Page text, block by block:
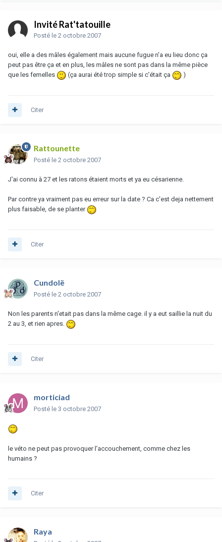
Invité Rat'tatouille
Posté le 2 octobre 2007
oui, elle a des mâles également mais aucune fugue n'a eu lieu donc ça
peut pas être ça et en plus, les mâles ne sont pas dans la même pièce
que les femelles
(ça aurai été trop simple si c'était ça )
Citer
Rattounette
Posté le 2 octobre 2007
J'ai connu à 27 et les ratons étaient morts et ya eu césarienne.
Par contre ya vraiment pas eu erreur sur la date ? Ca c'est deja nettement
plus faisable, de se planter
Citer
Cundolë
Posté le 2 octobre 2007
Non les parents n'etait pas dans la même cage. il y a eut saillie la nuit du
2 au 3, et rien apres.
Citer
morticiad
Posté le 3 octobre 2007
le véto ne peut pas provoquer l'accouchement, comme chez les
humains ?
Citer
Raya